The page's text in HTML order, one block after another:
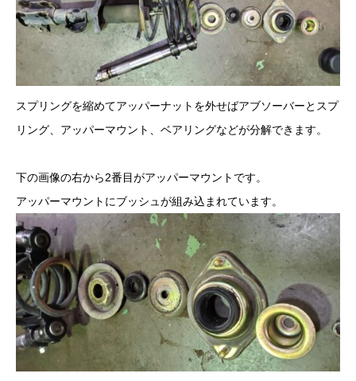
スプリングを縮めてアッパーナットを外せばアブソーバーとスプ
リング、アッパーマウント、ベアリングなどが分解できます。
下の画像の右から2番目がアッパーマウントです。
アッパーマウントにブッシュが組み込まれています。